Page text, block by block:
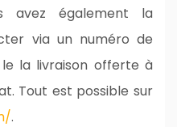
avez également la
via un numéro de
la livraison offerte à
Tout est possible sur
.